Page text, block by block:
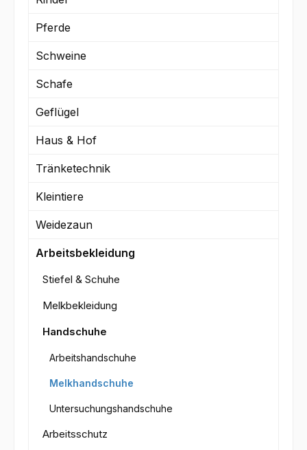
Pferde
Schweine
Schafe
Geflügel
Haus & Hof
Tränketechnik
Kleintiere
Weidezaun
Arbeitsbekleidung
Stiefel & Schuhe
Melkbekleidung
Handschuhe
Arbeitshandschuhe
Melkhandschuhe
Untersuchungshandschuhe
Arbeitsschutz